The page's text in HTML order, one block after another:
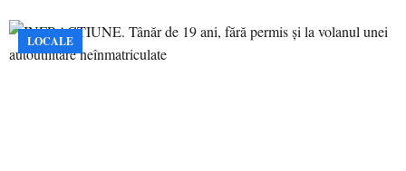
LOCALE